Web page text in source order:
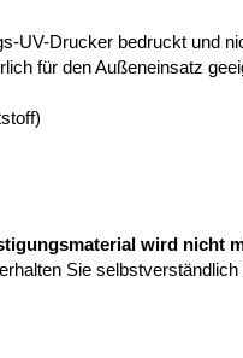
UV-Drucker bedruckt und
für den Außeneinsatz
wird nicht
Sie